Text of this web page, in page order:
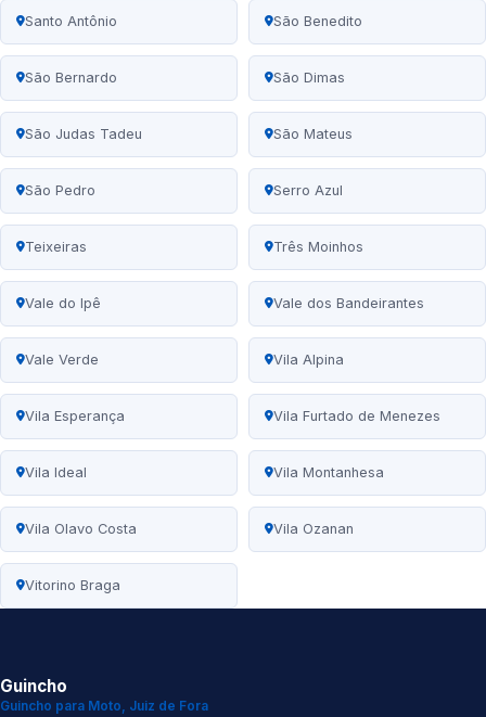
Santo Antônio São Benedito
São Bernardo São Dimas
São Judas Tadeu São Mateus
São Pedro Serro Azul
Teixeiras Três Moinhos
Vale do Ipê Vale dos Bandeirantes
Vale Verde Vila Alpina
Vila Esperança Vila Furtado de Menezes
Vila Ideal Vila Montanhesa
Vila Olavo Costa Vila Ozanan
Vitorino Braga
Guincho
Guincho para Moto, Juiz de Fora